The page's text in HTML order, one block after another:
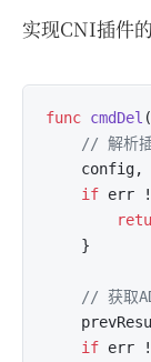
实现CNI插件
func cmdDel
// 解析插
if err
// 获取
if err